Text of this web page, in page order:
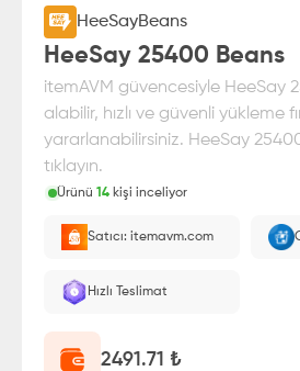
HeeSayBeans
HeeSay 25400 Beans
itemAVM güvencesiyle HeeSay
alabilir, hızlı ve güvenli yükleme
yararlanabilirsiniz. HeeSay
tıklayın.
Ürünü 14 kişi inceliyor
E-Pin olarak yüklenir.
Satıcı: itemavm.com
Hızlı Teslimat
2491.71 ₺